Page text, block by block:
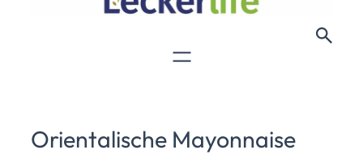
Orientalische Mayonnaise